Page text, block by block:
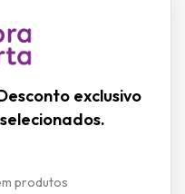
exclusivo
produtos